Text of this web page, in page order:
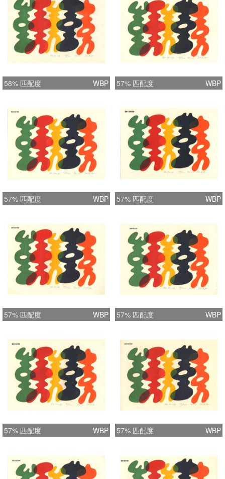
58% 匹配度 WBP 57% 匹配度 WBP
57% 匹配度 WBP 57% 匹配度 WBP
57% 匹配度 WBP 57% 匹配度 WBP
57% 匹配度 WBP 57% 匹配度 WBP